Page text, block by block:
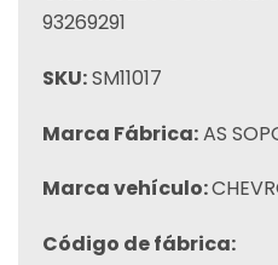
93269291
SKU:SM11017
Marca Fábrica:AS
Marca vehículo:
Código de fábrica: